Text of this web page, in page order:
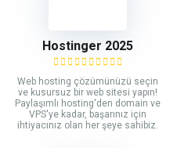
Hostinger 2025
Web hosting çözümünüzü seçin
ve kusursuz bir web sitesi yapın!
Paylaşımlı hosting'den domain ve
VPS'ye kadar, başarınız için
ihtiyacınız olan her şeye sahibiz.